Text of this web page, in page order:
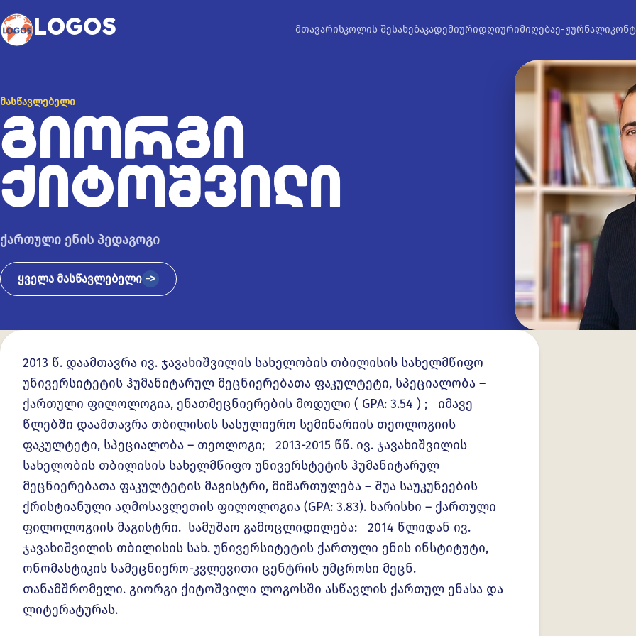
LOGOS მთავარისკოლის შესახებაკადემიურიდღიურიმიღებაე-ჟურნალი
ᲛᲐᲡᲬᲐᲕᲚᲔᲑᲔᲚᲘ
ᲒᲘᲝᲠᲒᲘ
ᲥᲘᲢᲝᲨᲕᲘᲚᲘ
ქართული ენის პედაგოგი
ყველა მასწავლებელი ->
2013 წ. დაამთავრა ივ. ჯავახიშვილის სახელობის თბილისის სახელმწიფო
უნივერსიტეტის ჰუმანიტარულ მეცნიერებათა ფაკულტეტი, სპეციალობა –
ქართული ფილოლოგია, ენათმეცნიერების მოდული ( GPA: 3.54 ) ; იმავე
წლებში დაამთავრა თბილისის სასულიერო სემინარიის თეოლოგიის
ფაკულტეტი, სპეციალობა – თეოლოგი; 2013-2015 წწ. ივ. ჯავახიშვილის
სახელობის თბილისის სახელმწიფო უნივერსტეტის ჰუმანიტარულ
მეცნიერებათა ფაკულტეტის მაგისტრი, მიმართულება – შუა საუკუნეების
ქრისტიანული აღმოსავლეთის ფილოლოგია (GPA: 3.83). ხარისხი – ქართული
ფილოლოგიის მაგისტრი. სამუშაო გამოცლიდილება: 2014 წლიდან ივ.
ჯავახიშვილის თბილისის სახ. უნივერსიტეტის ქართული ენის ინსტიტუტი,
ონომასტიკის სამეცნიერო-კვლევითი ცენტრის უმცროსი მეცნ.
თანამშრომელი. გიორგი ქიტოშვილი ლოგოსში ასწავლის ქართულ ენასა და
ლიტერატურას.